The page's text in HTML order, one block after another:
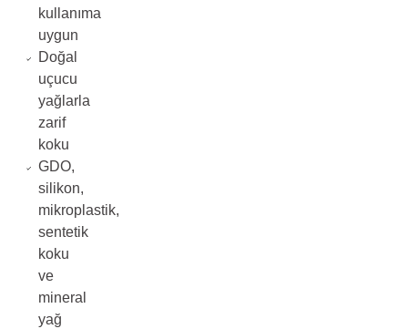
kullanıma
uygun
Doğal
uçucu
yağlarla
zarif
koku
GDO,
silikon,
mikroplastik,
sentetik
koku
ve
mineral
yağ